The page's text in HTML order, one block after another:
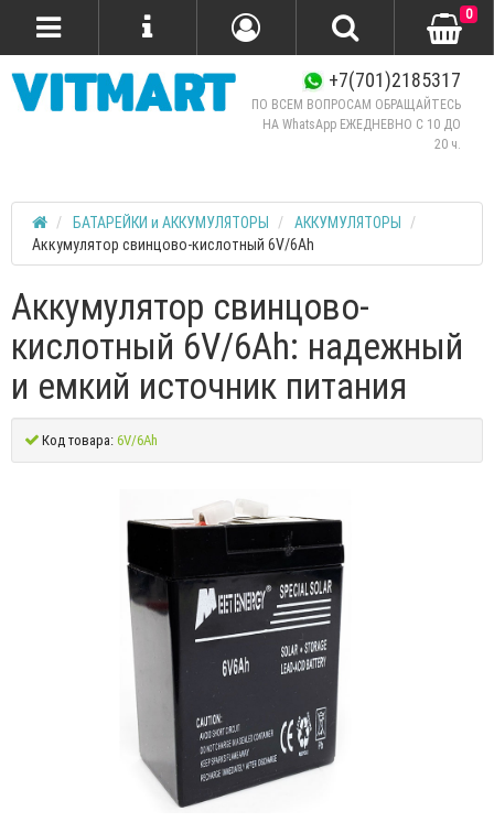
+7(701)2185317
ПО ВСЕМ ВОПРОСАМ ОБРАЩАЙТЕСЬ
НА WhatsApp ЕЖЕДНЕВНО C 10 ДО
20 ч.
0
БАТАРЕЙКИ и АККУМУЛЯТОРЫ
АККУМУЛЯТОРЫ
Аккумулятор свинцово-кислотный 6V/6Ah
Аккумулятор свинцово-
кислотный 6V/6Ah: надежный
и емкий источник питания
Код товара:6V/6Ah